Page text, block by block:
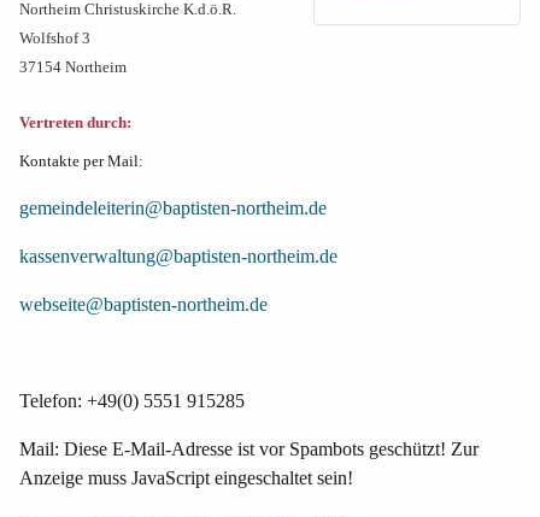
Northeim Christuskirche K.d.ö.R.
Wolfshof 3
37154 Northeim
Vertreten durch:
Kontakte per Mail:
gemeindeleiterin@baptisten-northeim.de
kassenverwaltung@baptisten-northeim.de
webseite@baptisten-northeim.de
Telefon: +49(0) 5551 915285
Mail: Diese E-Mail-Adresse ist vor Spambots geschützt! Zur
Anzeige muss JavaScript eingeschaltet sein!